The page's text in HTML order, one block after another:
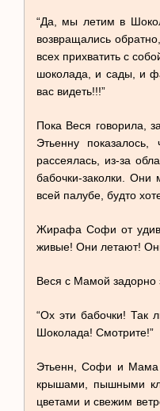
“Да, мы летим в
возвращались
всех прихватить с
шоколада, и сады, и
вас видеть!!!”
Пока Веся говорила,
Этьенну
рассеялась, из-за
бабочки-заколки. Они
всей палубе, будто
Жирафа Софи от
живые! Они летают!
Веся с Мамой задорно
“Ох эти бабочки! Так
Шоколада! Смотрите!”
Этьенн, Софи и Мама
крышами, пышными
цветами и свежим